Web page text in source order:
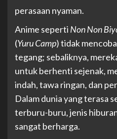
perasaan nyaman.
Anime seperti Non Non
(Yuru Camp) tidak
tegang; sebaliknya,
untuk berhenti sejenak,
indah, tawa ringan, dan
Dalam dunia yang terasa
terburu-buru, jenis
sangat berharga.